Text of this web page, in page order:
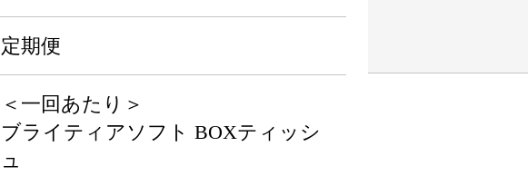
定期便
＜一回あたり＞
ブライティアソフト BOXティッシ
ュ